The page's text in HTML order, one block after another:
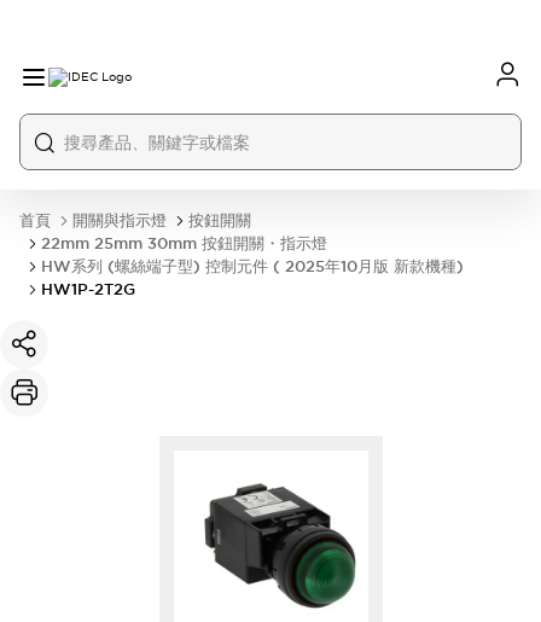
首頁 開關與指示燈
按鈕開關
22mm 25mm 30mm 按鈕開關・指示燈
HW系列 (螺絲端子型) 控制元件 ( 2025年10月版 新款機種)
HW1P-2T2G